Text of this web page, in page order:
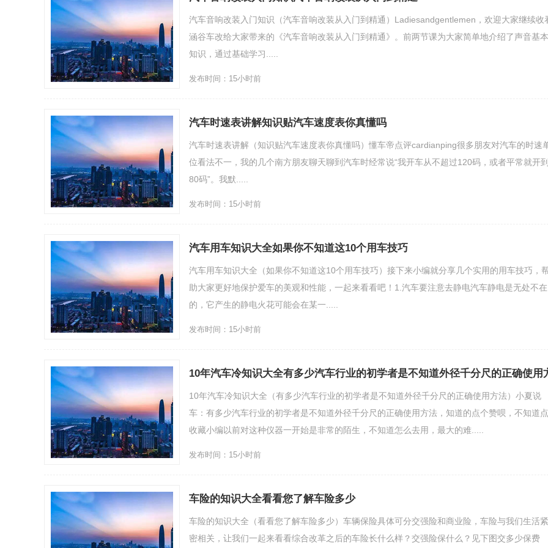
汽车音响改装入门知识（汽车音响改装从入门到精通）Ladiesandgentlemen，欢迎大家继续收
涵谷车改给大家带来的《汽车音响改装从入门到精通》。前两节课为大家简单地介绍了声音基本
知识，通过基础学习.....
发布时间：15小时前
汽车时速表讲解知识贴汽车速度表你真懂吗
汽车时速表讲解（知识贴汽车速度表你真懂吗）懂车帝点评cardianping很多朋友对汽车的时速
位看法不一，我的几个南方朋友聊天聊到汽车时经常说“我开车从不超过120码，或者平常就开到
80码”。我默.....
发布时间：15小时前
汽车用车知识大全如果你不知道这10个用车技巧
汽车用车知识大全（如果你不知道这10个用车技巧）接下来小编就分享几个实用的用车技巧，
助大家更好地保护爱车的美观和性能，一起来看看吧！1.汽车要注意去静电汽车静电是无处不在
的，它产生的静电火花可能会在某一.....
发布时间：15小时前
10年汽车冷知识大全有多少汽车行业的初学者是不知道外径千分尺的正确使用
法
10年汽车冷知识大全（有多少汽车行业的初学者是不知道外径千分尺的正确使用方法）小夏说
车：有多少汽车行业的初学者是不知道外径千分尺的正确使用方法，知道的点个赞呗，不知道点
收藏小编以前对这种仪器一开始是非常的陌生，不知道怎么去用，最大的难.....
发布时间：15小时前
车险的知识大全看看您了解车险多少
车险的知识大全（看看您了解车险多少）车辆保险具体可分交强险和商业险，车险与我们生活紧
密相关，让我们一起来看看综合改革之后的车险长什么样？交强险保什么？见下图交多少保费